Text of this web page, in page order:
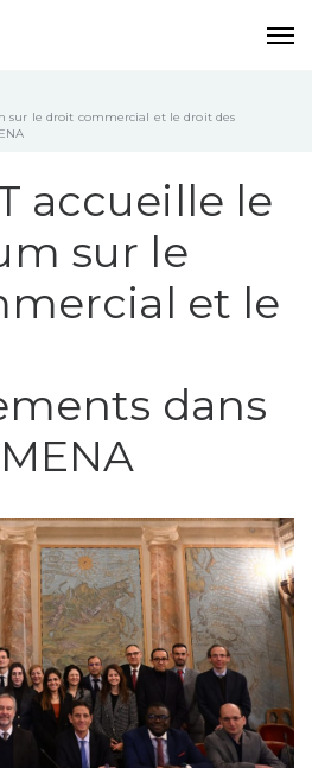
sur le droit commercial et le droit des
accueille le
sur le
et le
dans